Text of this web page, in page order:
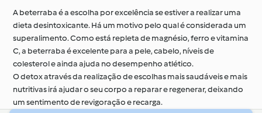
A beterraba é a escolha por excelência se estiver a realizar uma
dieta desintoxicante. Há um motivo pelo qual é considerada um
superalimento. Como está repleta de magnésio, ferro e vitamina
C, a beterraba é excelente para a pele, cabelo, níveis de
colesterol e ainda ajuda no desempenho atlético.
O detox através da realização de escolhas mais saudáveis e mais
nutritivas irá ajudar o seu corpo a reparar e regenerar, deixando
um sentimento de revigoração e recarga.